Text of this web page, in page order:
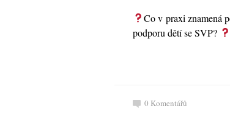
Co v praxi znamená
podporu dětí se SVP?
0 Komentářů